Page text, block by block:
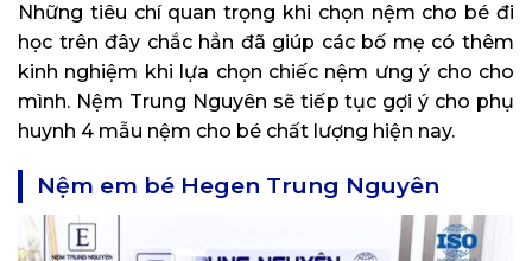
Những tiêu chí quan trọng khi chọn nệm cho bé đi
học trên đây chắc hẳn đã giúp các bố mẹ có thêm
kinh nghiệm khi lựa chọn chiếc nệm ưng ý cho cho
mình. Nệm Trung Nguyên sẽ tiếp tục gợi ý cho phụ
huynh 4 mẫu nệm cho bé chất lượng hiện nay.
Nệm em bé Hegen Trung Nguyên